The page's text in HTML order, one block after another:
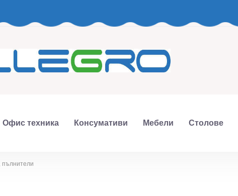
Офис техника Консумативи Мебели Столове
пълнители